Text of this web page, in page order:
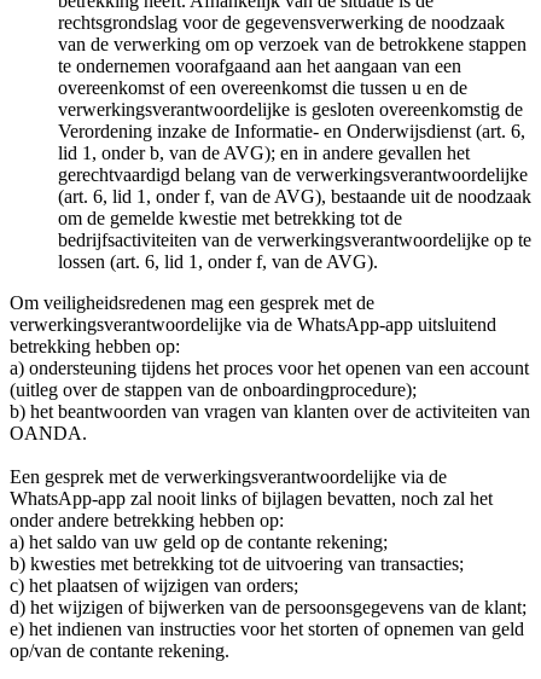
rechtsgrondslag voor de gegevensverwerking de noodzaak
van de verwerking om op verzoek van de betrokkene stappen
te ondernemen voorafgaand aan het aangaan van een
overeenkomst of een overeenkomst die tussen u en de
verwerkingsverantwoordelijke is gesloten overeenkomstig de
Verordening inzake de Informatie- en Onderwijsdienst (art. 6,
lid 1, onder b, van de AVG); en in andere gevallen het
gerechtvaardigd belang van de verwerkingsverantwoordelijke
(art. 6, lid 1, onder f, van de AVG), bestaande uit de noodzaak
om de gemelde kwestie met betrekking tot de
bedrijfsactiviteiten van de verwerkingsverantwoordelijke op te
lossen (art. 6, lid 1, onder f, van de AVG).
Om veiligheidsredenen mag een gesprek met de
verwerkingsverantwoordelijke via de WhatsApp-app uitsluitend
betrekking hebben op:
a) ondersteuning tijdens het proces voor het openen van een account
(uitleg over de stappen van de onboardingprocedure);
b) het beantwoorden van vragen van klanten over de activiteiten van
OANDA.
Een gesprek met de verwerkingsverantwoordelijke via de
WhatsApp-app zal nooit links of bijlagen bevatten, noch zal het
onder andere betrekking hebben op:
a) het saldo van uw geld op de contante rekening;
b) kwesties met betrekking tot de uitvoering van transacties;
c) het plaatsen of wijzigen van orders;
d) het wijzigen of bijwerken van de persoonsgegevens van de klant;
e) het indienen van instructies voor het storten of opnemen van geld
op/van de contante rekening.